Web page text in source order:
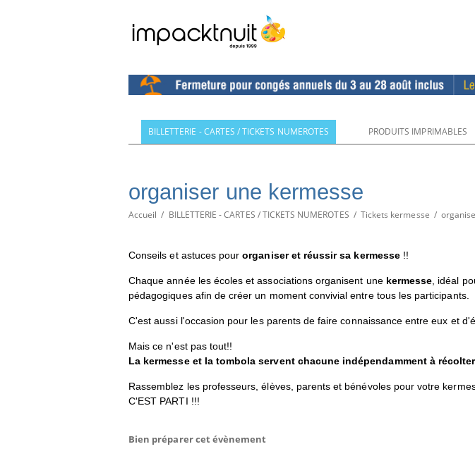
BILLETTERIE - CARTES / TICKETS NUMEROTES PRODUITS IMPRIMABLES
organiser une kermesse
Accueil / BILLETTERIE - CARTES / TICKETS NUMEROTES / Tickets kermesse /
Conseils et astuces pourorganiser et réussir sa kermesse!!
Chaque année les écoles et associations organisent une kermesse, idéal
pédagogiques afin de créer un moment convivial entre tous les participants.
C'est aussi l'occasion pour les parents de faire connaissance entre eux et
Mais ce n'est pas tout!!
La kermesse et la tombola servent chacune indépendamment à
Rassemblez les professeurs, élèves, parents et bénévoles pour votre
C'EST PARTI !!!
Bien préparer cet évènement